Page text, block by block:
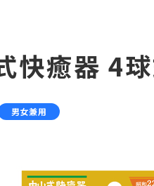
快癒器 4
男女兼用